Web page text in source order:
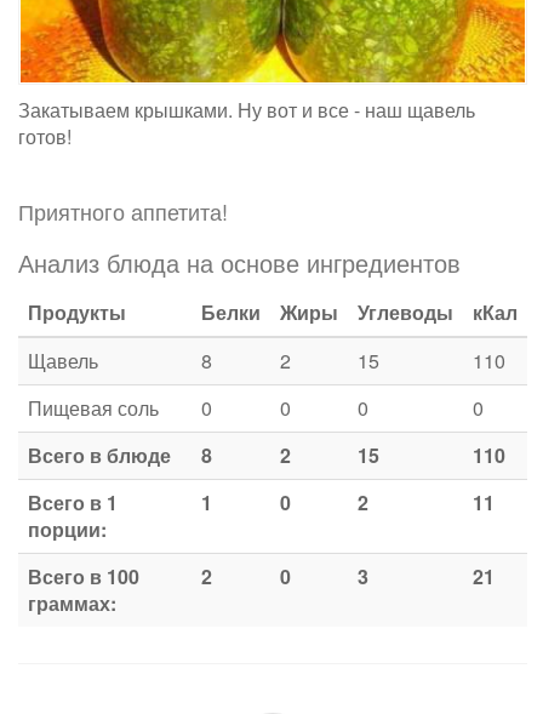
Закатываем крышками. Ну вот и все - наш щавель
готов!
Приятного аппетита!
Анализ блюда на основе ингредиентов
Продукты Белки Жиры Углеводы
кКал
Щавель
8 2 15
110
Пищевая соль
0 0 0
0
Всего в блюде
8 2 15
110
Всего в 1
порции:
1 0 2 11
Всего в 100
граммах:
2 0 3 21